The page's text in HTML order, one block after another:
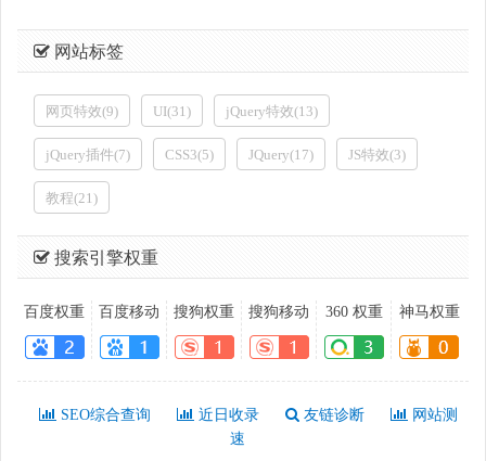
网站标签
网页特效(9) UI(31) jQuery特效(13)
jQuery插件(7) CSS3(5) JQuery(17) JS特效(3)
教程(21)
搜索引擎权重
百度权重 百度移动 搜狗权重 搜狗移动 360 权重 神马权重
SEO综合查询 近日收录 友链诊断
网站测
速